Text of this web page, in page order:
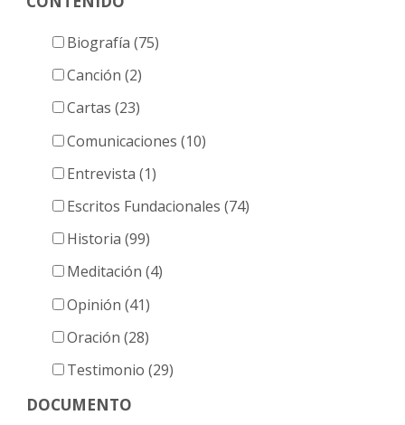
entradas
Biografía (75)
Canción (2)
Cartas (23)
Comunicaciones (10)
Entrevista (1)
Escritos Fundacionales (74)
Historia (99)
Meditación (4)
Opinión (41)
Oración (28)
Testimonio (29)
DOCUMENTO